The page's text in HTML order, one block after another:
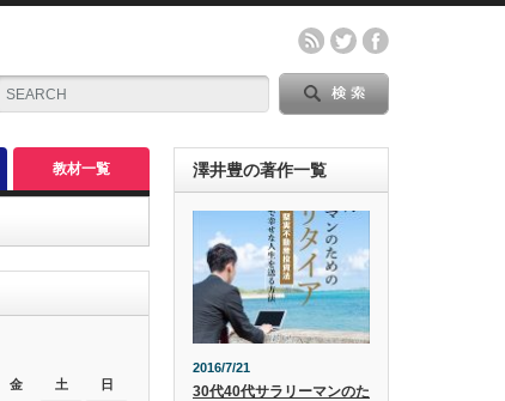
教材一覧
金 土 日
澤井豊の著作一覧
2016/7/21
30代40代サラリーマンのた